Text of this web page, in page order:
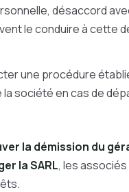
désaccord
le conduire à cette
une procédure
société en cas de
la démission du
la SARL, les